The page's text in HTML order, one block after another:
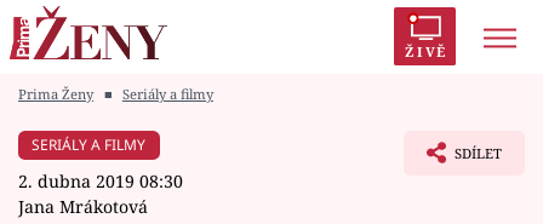
ŽIVĚ
Módní alarm
Prima Ženy ■ Seriály a filmy
SERIÁLY A FILMY
2. dubna 2019 08:30
Jana Mrákotová
SDÍLET